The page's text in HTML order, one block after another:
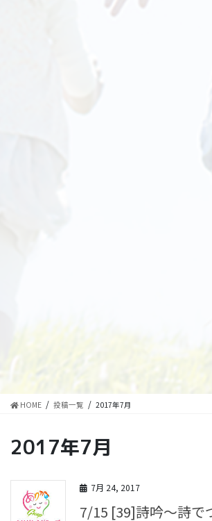
HOME 投稿一覧 2017年7月
2017年7月
7月 24, 2017
7/15 [39]詩吟～詩で